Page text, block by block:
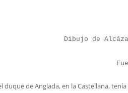
Dibujo de
duque de Anglada, en la Castellana,